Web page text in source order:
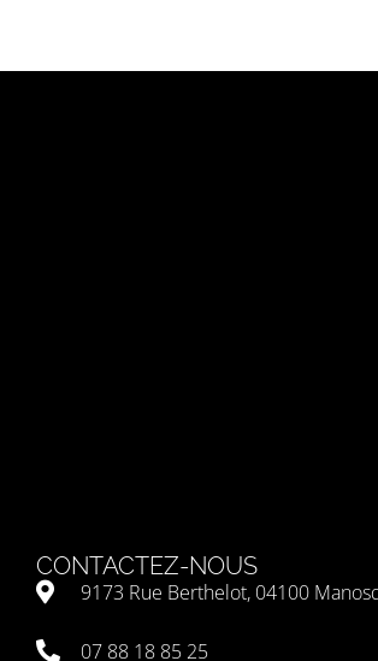
CONTACTEZ-NOUS
9173 Rue Berthelot, 04100
07 88 18 85 25